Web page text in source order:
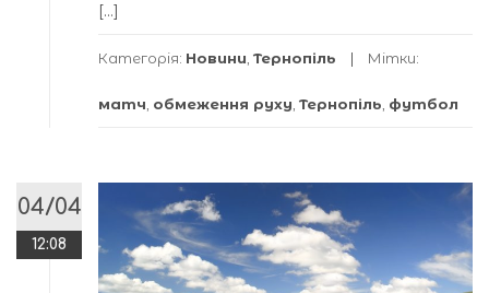
[…]
Категорія: Новини, Тернопіль Мітки:
матч, обмеження руху, Тернопіль, футбол
04/04
12:08